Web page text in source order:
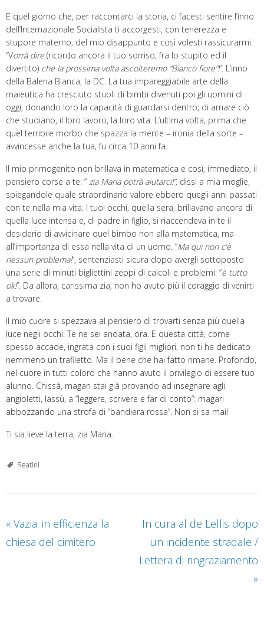
E quel giorno che, per raccontarci la storia, ci facesti sentire l’inno
dell’Internazionale Socialista ti accorgesti, con tenerezza e
stupore materno, del mio disappunto e così volesti rassicurarmi:
“Vorrà dire (ricordo ancora il tuo sorriso, fra lo stupito ed il
divertito) che la prossima volta ascolteremo “Bianco fiore”!”. L’inno
della Balena Bianca, la DC. La tua impareggiabile arte della
maieutica ha cresciuto stuoli di bimbi divenuti poi gli uomini di
oggi, donando loro la capacità di guardarsi dentro; di amare ciò
che studiano, il loro lavoro, la loro vita. L’ultima volta, prima che
quel terribile morbo che spazza la mente – ironia della sorte –
avvincesse anche la tua, fu circa 10 anni fa.
Il mio primogenito non brillava in matematica e così, immediato, il
pensiero corse a te: “ zia Maria potrà aiutarci!”, dissi a mia moglie,
spiegandole quale straordinario valore ebbero quegli anni passati
con te nella mia vita. I tuoi occhi, quella sera, brillavano ancora di
quella luce intensa e, di padre in figlio, si riaccendeva in te il
desiderio di avvicinare quel bimbo non alla matematica, ma
all’importanza di essa nella vita di un uomo. “Ma qui non c’è
nessun problema!”, sentenziasti sicura dopo avergli sottoposto
una serie di minuti bigliettini zeppi di calcoli e problemi: “è tutto
ok!”. Da allora, carissima zia, non ho avuto più il coraggio di venirti
a trovare.
Il mio cuore si spezzava al pensiero di trovarti senza più quella
luce negli occhi. Te ne sei andata, ora. E questa città, come
spesso accade, ingrata con i suoi figli migliori, non ti ha dedicato
nemmeno un trafiletto. Ma il bene che hai fatto rimane. Profondo,
nel cuore in tutti coloro che hanno avuto il privilegio di essere tuo
alunno. Chissà, magari stai già provando ad insegnare agli
angioletti, lassù, a “leggere, scrivere e far di conto”: magari
abbozzando una strofa di “bandiera rossa”. Non si sa mai!
Ti sia lieve la terra, zia Maria.
Reatini
« Vazia: in efficienza la
chiesa del cimitero
In cura al de Lellis dopo
un incidente stradale /
Lettera di ringraziamento
»